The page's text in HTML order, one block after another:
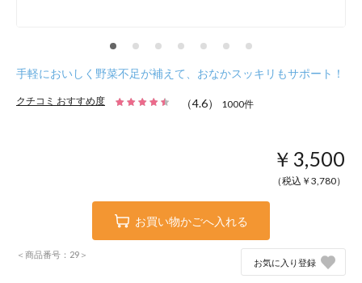
手軽においしく野菜不足が補えて、おなかスッキリもサポート！
クチコミ おすすめ度 （4.6） 1000件
￥3,500
（税込￥ 3,780）
お買い物かごへ入れる
＜商品番号：29＞
お気に入り登録